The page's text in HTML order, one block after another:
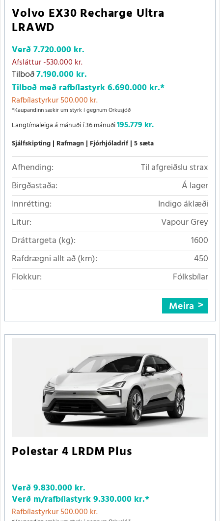
Volvo EX30 Recharge Ultra
LRAWD
Verð7.720.000 kr.
Afsláttur-530.000 kr.
Tilboð7.190.000 kr.
Tilboð með rafbílastyrk6.690.000 kr.*
Rafbílastyrkur 500.000 kr.
*Kaupandinn sækir um styrk í gegnum Orkusjóð
Langtímaleiga á mánuði í 36 mánuði195.779 kr.
Sjálfskipting Rafmagn Fjórhjóladrif 5 sæta
Afhending:
Til afgreiðslu strax
Birgðastaða:
Á lager
Innrétting:
Indigo áklæði
Litur:
Vapour Grey
Dráttargeta (kg):
1600
Rafdrægni allt að (km):
450
Flokkur:
Fólksbílar
Meira
Polestar 4 LRDM Plus
Verð9.830.000 kr.
Verð m/rafbílastyrk9.330.000 kr.*
Rafbílastyrkur 500.000 kr.